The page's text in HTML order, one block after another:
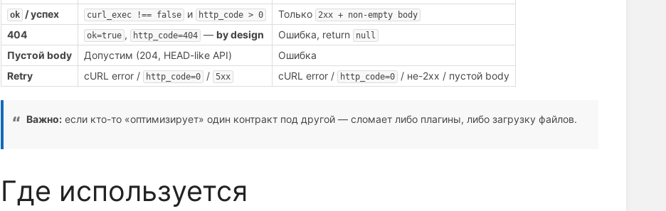
ok / успех curl_exec !== false и http_code > 0 Только 2xx + non-empty body
404 ok=true , http_code=404 — by design Ошибка, return null
Пустой body Допустим (204, HEAD-like API)
Ошибка
Retry
cURL error / http_code=0 / 5xx cURL error / http_code=0 / не-2xx / пустой body
Важно: если кто-то «оптимизирует» один контракт под другой — сломает либо плагины, либо загрузку файлов.
Где используется